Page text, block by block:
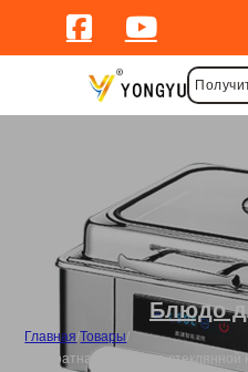
Блюдо
Главная/Товары/
Квадратная посуда со